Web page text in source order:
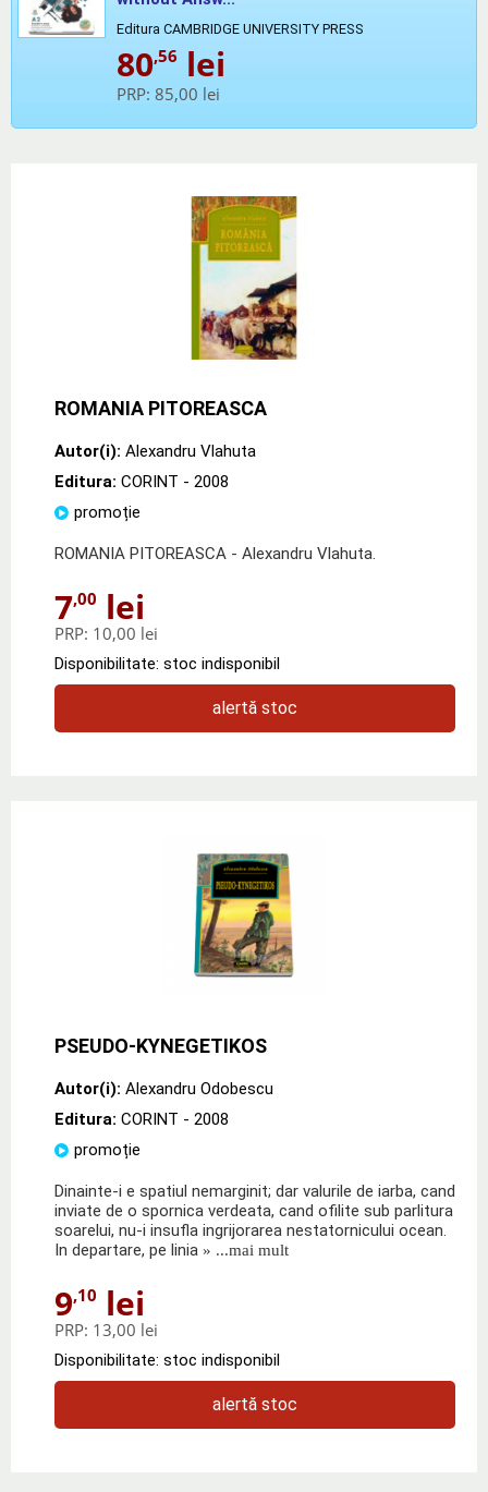
Editura CAMBRIDGE UNIVERSITY PRESS
80,56 lei
PRP: 85,00 lei
ROMANIA PITOREASCA
Autor(i): Alexandru Vlahuta
Editura: CORINT - 2008
promoție
ROMANIA PITOREASCA - Alexandru Vlahuta.
7,00 lei
PRP: 10,00 lei
Disponibilitate: stoc indisponibil
alertă stoc
PSEUDO-KYNEGETIKOS
Autor(i): Alexandru Odobescu
Editura: CORINT - 2008
promoție
Dinainte-i e spatiul nemarginit; dar valurile de iarba, cand
inviate de o spornica verdeata, cand ofilite sub parlitura
soarelui, nu-i insufla ingrijorarea nestatornicului ocean.
In departare, pe linia » ...mai mult
9,10 lei
PRP: 13,00 lei
Disponibilitate: stoc indisponibil
alertă stoc